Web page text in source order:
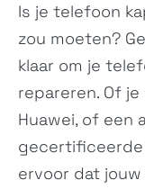
230 (2024)
-
Is je telefoon
zou moeten?
klaar om je
repareren. Of je
Huawei, of een
ervoor dat jouw